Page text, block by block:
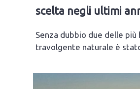
scelta negli ultimi
Senza dubbio due delle
travolgente naturale è